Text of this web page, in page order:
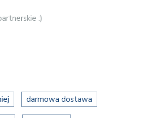
:)
darmowa dostawa